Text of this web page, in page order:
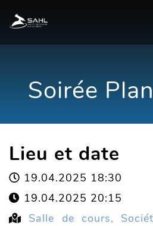
Soirée
Lieu et date
19.04.2025 18:30
19.04.2025 20:15
Salle de cours,